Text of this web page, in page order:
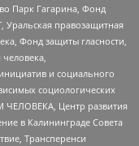
Парк Гагарина, Фонд
правозащитная
Фонд защиты гласности,
и социального
социологических
Центр развития
в Калининграде Совета
Трансперенси